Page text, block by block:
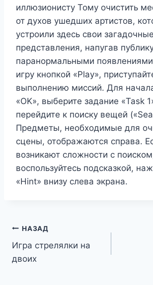
иллюзионисту Тому очистить
от духов ушедших артистов,
устроили здесь свои загадочные
представления, напугав
паранормальными
игру кнопкой «Play»,
выполнению миссий. Для
«OK», выберите задание «Task
перейдите к поиску вещей
Предметы, необходимые для
сцены, отображаются справа.
возникают сложности с
воспользуйтесь подсказкой,
«Hint» внизу слева экрана.
Навигация
по
НАЗАД
Игра стрелялки на
двоих